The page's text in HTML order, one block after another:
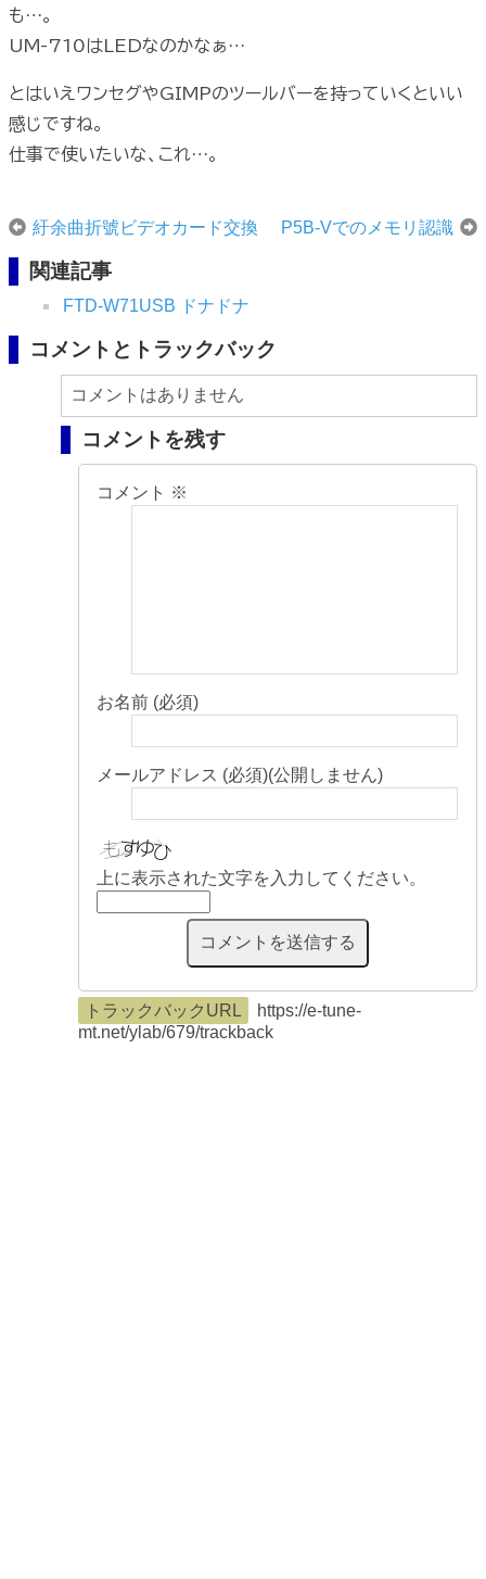
も…。
UM-710はLEDなのかなぁ…
とはいえワンセグやGIMPのツールバーを持っていくといい
感じですね。
仕事で使いたいな、これ…。
紆余曲折號ビデオカード交換 P5B-Vでのメモリ認識
関連記事
FTD-W71USB ドナドナ
コメントとトラックバック
コメントはありません
コメントを残す
コメント ※
お名前 (必須)
メールアドレス (必須)(公開しません)
上に表示された文字を入力してください。
トラックバックURL
https://e-tune-
mt.net/ylab/679/trackback